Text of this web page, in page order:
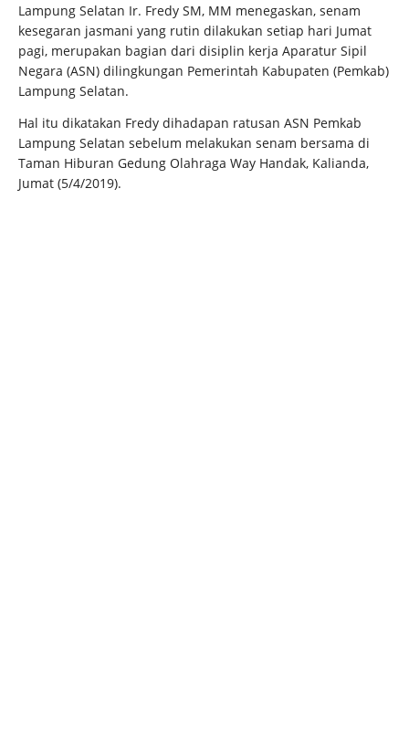
Lampung Selatan Ir. Fredy SM, MM menegaskan, senam
kesegaran jasmani yang rutin dilakukan setiap hari Jumat
pagi, merupakan bagian dari disiplin kerja Aparatur Sipil
Negara (ASN) dilingkungan Pemerintah Kabupaten (Pemkab)
Lampung Selatan.
Hal itu dikatakan Fredy dihadapan ratusan ASN Pemkab
Lampung Selatan sebelum melakukan senam bersama di
Taman Hiburan Gedung Olahraga Way Handak, Kalianda,
Jumat (5/4/2019).